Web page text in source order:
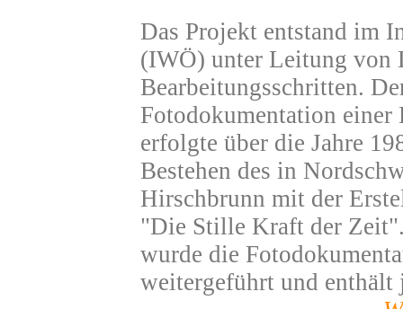
Das Projekt entstand im
(IWÖ) unter Leitung von
Bearbeitungsschritten.
Fotodokumentation
erfolgte über die Jahre
Bestehen des in
Hirschbrunn mit der
"Die Stille Kraft der
wurde die
weitergeführt und